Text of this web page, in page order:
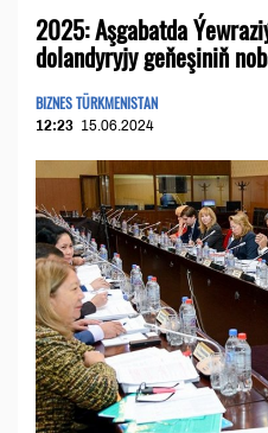
2025: Aşgabatda
dolandyryjy geňeşiniň
BIZNES TÜRKMENISTAN
12:23 15.06.2024